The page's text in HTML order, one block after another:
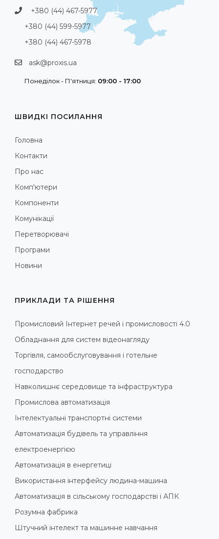
+380 (44) 467-5977
+380 (44) 599-5977
+380 (44) 467-5978
ask@proxis.ua
Понеділок - П'ятниця: 09:00 - 17:00
ШВИДКІ ПОСИЛАННЯ
Головна
Контакти
Про нас
Комп'ютери
Компоненти
Комунікації
Перетворювачі
Програми
Новини
ПРИКЛАДИ ТА РІШЕННЯ
Промисловий Інтернет речей і промисловості 4.0
Обладнання для систем відеонагляду
Торгівля, самообслуговування і готельне
господарство
Навколишнє середовище та інфраструктура
Промислова автоматизація
Інтелектуальні транспортні системи
Автоматизація будівель та управління
електроенергією
Автоматизація в енергетиці
Використання інтерфейсу людина-машина
Автоматизація в сільському господарстві і АПК
Розумна фабрика
Штучний інтелект та машинне навчання